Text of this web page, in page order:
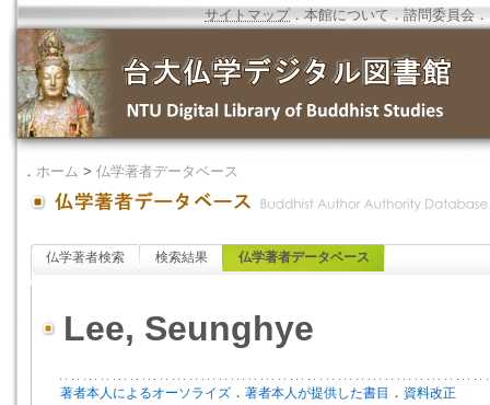
サイトマップ．本館について ．諮問委員会 ．
． ホーム > 仏学著者データベース
仏学著者検索 検索結果 仏学著者データベース
Lee, Seunghye
著者本人によるオーソライズ ． 著者本人が提供した書目 ． 資料改正